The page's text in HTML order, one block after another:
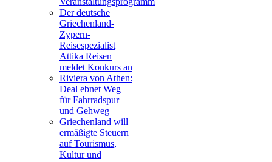
Der deutsche
Griechenland-
Zypern-
Reisespezialist
Attika Reisen
meldet Konkurs an
Riviera von Athen:
Deal ebnet Weg
für Fahrradspur
und Gehweg
Griechenland will
ermäßigte Steuern
auf Tourismus,
Kultur und